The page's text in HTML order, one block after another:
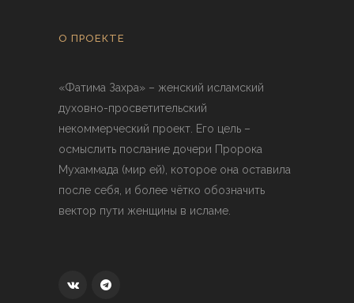
О ПРОЕКТЕ
«Фатима Захра» – женский исламский
духовно-просветительский
некоммерческий проект. Его цель –
осмыслить послание дочери Пророка
Мухаммада (мир ей), которое она оставила
после себя, и более чётко обозначить
вектор пути женщины в исламе.